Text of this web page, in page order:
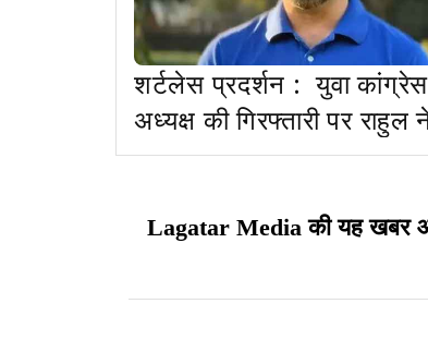
शर्टलेस प्रदर्शन : युवा कांग्रेस
अध्यक्ष की गिरफ्तारी पर राहुल
अपने बब्बर शेर साथियों पर गर्व
Lagatar Media की यह खबर